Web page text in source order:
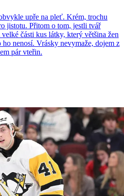
upře na pleť. Krém, trochu
jistotu. Přitom o tom, jestli tvář
části kus látky, který většina žen
ho nenosí. Vrásky nevymaže, dojem z
pár vteřin.